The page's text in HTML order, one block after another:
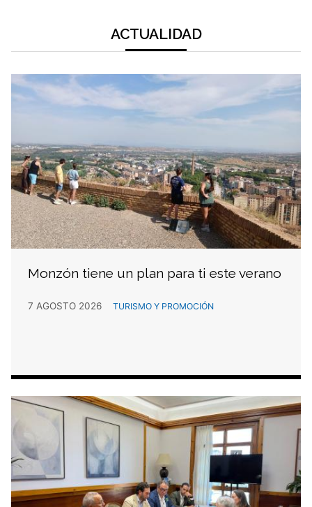
ACTUALIDAD
Monzón tiene un plan para ti este verano
7 AGOSTO 2026 TURISMO Y PROMOCIÓN